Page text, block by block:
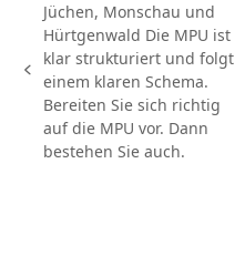
vorheriger
Beitrag:
Jüchen, Monschau und
Hürtgenwald Die MPU ist
klar strukturiert und folgt
einem klaren Schema.
Bereiten Sie sich richtig
auf die MPU vor. Dann
bestehen Sie auch.